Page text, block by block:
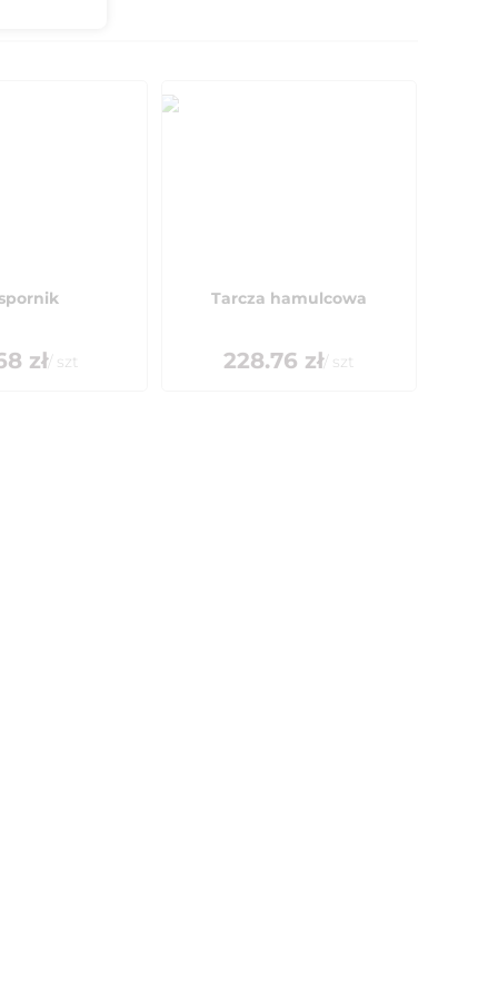
zł/ szt
Tarcza hamulcowa
228.76 zł/ szt